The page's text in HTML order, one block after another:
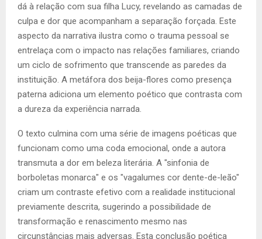
dá à relação com sua filha Lucy, revelando as camadas de
culpa e dor que acompanham a separação forçada. Este
aspecto da narrativa ilustra como o trauma pessoal se
entrelaça com o impacto nas relações familiares, criando
um ciclo de sofrimento que transcende as paredes da
instituição. A metáfora dos beija-flores como presença
paterna adiciona um elemento poético que contrasta com
a dureza da experiência narrada.
O texto culmina com uma série de imagens poéticas que
funcionam como uma coda emocional, onde a autora
transmuta a dor em beleza literária. A "sinfonia de
borboletas monarca" e os "vagalumes cor dente-de-leão"
criam um contraste efetivo com a realidade institucional
previamente descrita, sugerindo a possibilidade de
transformação e renascimento mesmo nas
circunstâncias mais adversas. Esta conclusão poética